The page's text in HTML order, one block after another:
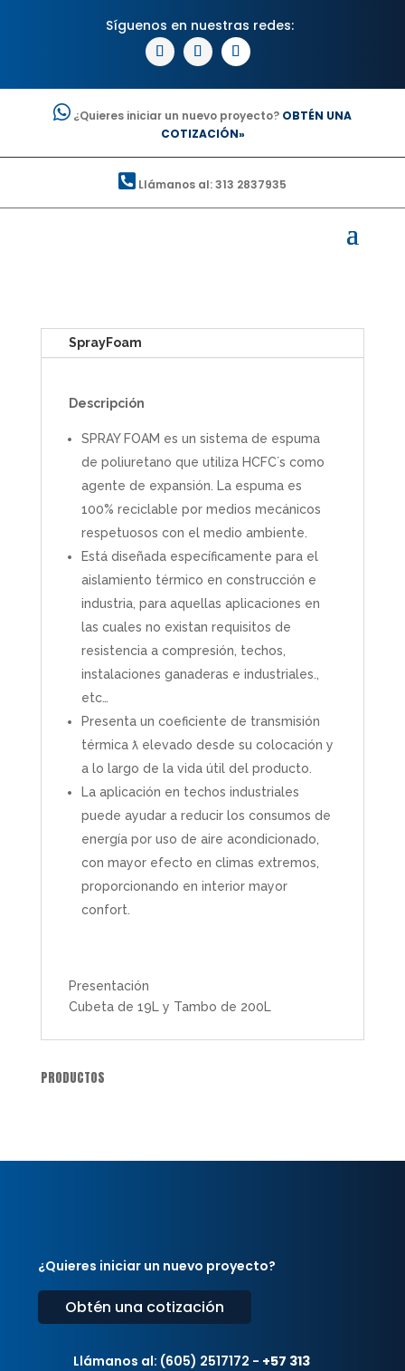
¿Quieres iniciar un nuevo proyecto? OBTÉN UNA
COTIZACIÓN»
Llámanos al: 313 2837935
SprayFoam
Descripción
SPRAY FOAM es un sistema de espuma
de poliuretano que utiliza HCFC´s como
agente de expansión. La espuma es
100% reciclable por medios mecánicos
respetuosos con el medio ambiente.
Está diseñada específicamente para el
aislamiento térmico en construcción e
industria, para aquellas aplicaciones en
las cuales no existan requisitos de
resistencia a compresión, techos,
instalaciones ganaderas e industriales.,
etc…
Presenta un coeficiente de transmisión
térmica ƛ elevado desde su colocación y
a lo largo de la vida útil del producto.
La aplicación en techos industriales
puede ayudar a reducir los consumos de
energía por uso de aire acondicionado,
con mayor efecto en climas extremos,
proporcionando en interior mayor
confort.
Presentación
Cubeta de 19L y Tambo de 200L
PRODUCTOS
¿Quieres iniciar un nuevo proyecto?
Obtén una cotización
Llámanos al: (605) 2517172 - +57 313